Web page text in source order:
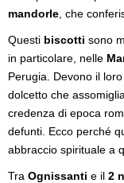
mandorle , che
Questi biscotti sono
in particolare, nelle
Perugia. Devono il
dolcetto che
credenza di epoca
defunti. Ecco perché
abbraccio spirituale a
Tra Ognissanti e il 2